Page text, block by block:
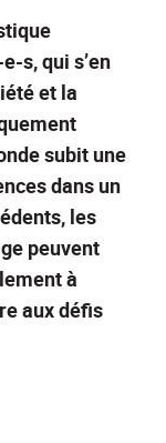
s, qui s’en
et la
subit une
dans un
les
peuvent
à
aux défis